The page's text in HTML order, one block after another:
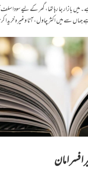
میں بازار جا رہا تھا، گھر کے لیے سودا
سے میں اکثر چاول، آٹا وغیرہ خریدا
امان